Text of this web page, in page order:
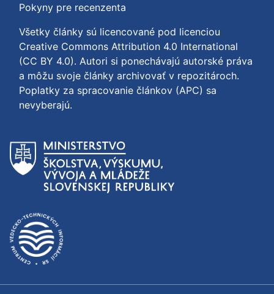
Pokyny pre recenzenta
Všetky články sú licencované pod licenciou
Creative Commons Attribution 4.0 International
(CC BY 4.0). Autori si ponechávajú autorské práva
a môžu svoje články archivovať v repozitároch.
Poplatky za spracovanie článkov (APC) sa
nevyberajú.